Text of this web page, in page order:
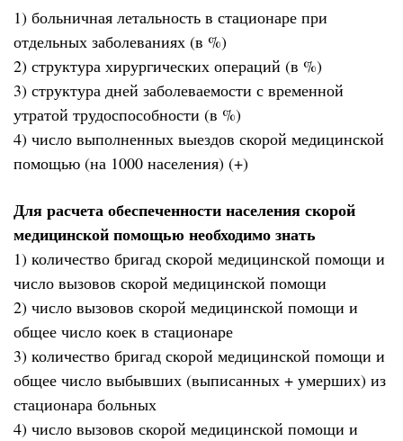
1) больничная летальность в стационаре при
отдельных заболеваниях (в %)
2) структура хирургических операций (в %)
3) структура дней заболеваемости с временной
утратой трудоспособности (в %)
4) число выполненных выездов скорой медицинской
помощью (на 1000 населения) (+)
Для расчета обеспеченности населения скорой
медицинской помощью необходимо знать
1) количество бригад скорой медицинской помощи и
число вызовов скорой медицинской помощи
2) число вызовов скорой медицинской помощи и
общее число коек в стационаре
3) количество бригад скорой медицинской помощи и
общее число выбывших (выписанных + умерших) из
стационара больных
4) число вызовов скорой медицинской помощи и